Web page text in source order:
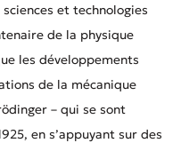
et technologies
de la physique
les développements
de la mécanique
– qui se sont
en s’appuyant sur des